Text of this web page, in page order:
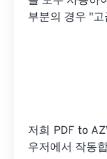
부분의 경우 "
저희 PDF to
우저에서 작동